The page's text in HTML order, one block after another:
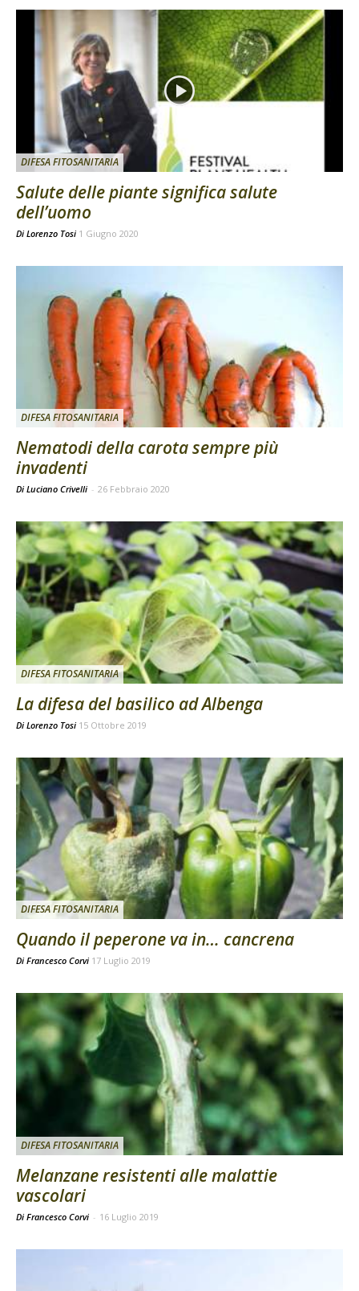
DIFESA FITOSANITARIA
Salute delle piante significa salute
dell’uomo
Di Lorenzo Tosi 1 Giugno 2020
DIFESA FITOSANITARIA
Nematodi della carota sempre più
invadenti
Di Luciano Crivelli - 26 Febbraio 2020
DIFESA FITOSANITARIA
La difesa del basilico ad Albenga
Di Lorenzo Tosi 15 Ottobre 2019
DIFESA FITOSANITARIA
Quando il peperone va in… cancrena
Di Francesco Corvi 17 Luglio 2019
DIFESA FITOSANITARIA
Melanzane resistenti alle malattie
vascolari
Di Francesco Corvi - 16 Luglio 2019